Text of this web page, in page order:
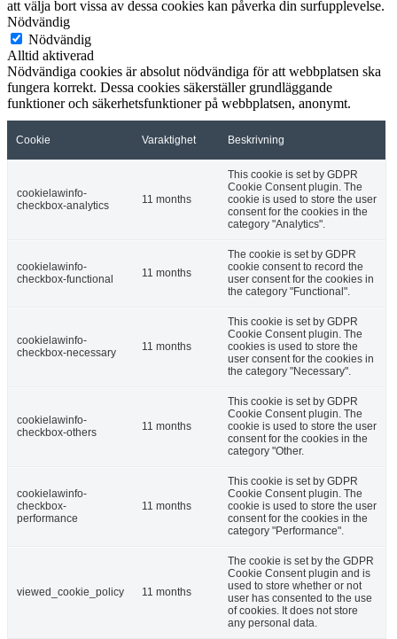
att välja bort vissa av dessa cookies kan påverka din surfupplevelse.
Nödvändig
Nödvändig
Alltid aktiverad
Nödvändiga cookies är absolut nödvändiga för att webbplatsen ska
fungera korrekt. Dessa cookies säkerställer grundläggande
funktioner och säkerhetsfunktioner på webbplatsen, anonymt.
Cookie Varaktighet Beskrivning
cookielawinfo-
checkbox-analytics
11 months
This cookie is set by GDPR
Cookie Consent plugin. The
cookie is used to store the user
consent for the cookies in the
category "Analytics".
cookielawinfo-
checkbox-functional
11 months
The cookie is set by GDPR
cookie consent to record the
user consent for the cookies in
the category "Functional".
cookielawinfo-
checkbox-necessary
11 months
This cookie is set by GDPR
Cookie Consent plugin. The
cookies is used to store the
user consent for the cookies in
the category "Necessary".
cookielawinfo-
checkbox-others
11 months
This cookie is set by GDPR
Cookie Consent plugin. The
cookie is used to store the user
consent for the cookies in the
category "Other.
cookielawinfo-
checkbox-
performance
11 months
This cookie is set by GDPR
Cookie Consent plugin. The
cookie is used to store the user
consent for the cookies in the
category "Performance".
viewed_cookie_policy 11 months
The cookie is set by the GDPR
Cookie Consent plugin and is
used to store whether or not
user has consented to the use
of cookies. It does not store
any personal data.